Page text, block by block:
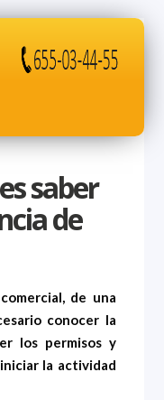
saber
de
de una
conocer la
los permisos y
la actividad